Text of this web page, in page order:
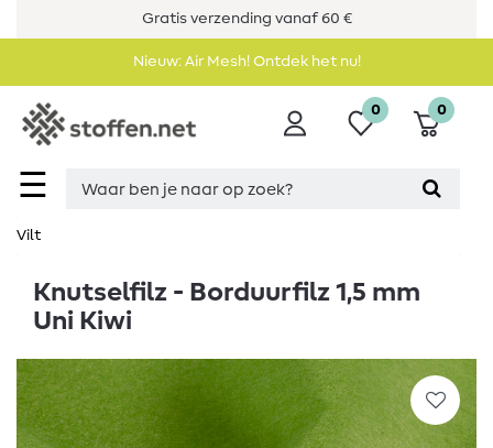
Gratis verzending vanaf 60 €
Nieuw: Air Mesh! Ontdek het nu!
☰
0 0
Vilt
Knutselfilz - Borduurfilz 1,5 mm
Uni Kiwi